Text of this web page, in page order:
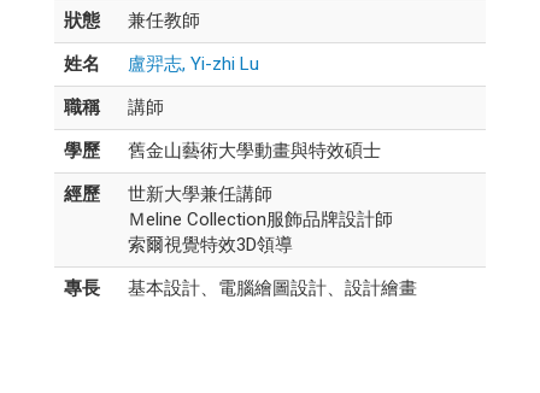
狀態
兼任教師
姓名
盧羿志, Yi-zhi Lu
職稱
講師
學歷
舊金山藝術大學動畫與特效碩士
經歷
世新大學兼任講師
Ｍeline Collection服飾品牌設計師
索爾視覺特效3D領導
專長
基本設計、電腦繪圖設計、設計繪畫